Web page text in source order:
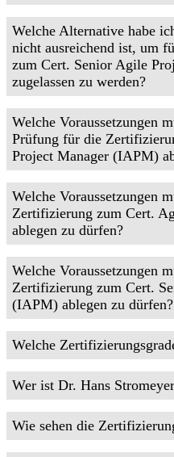
Welche Alternative habe
nicht ausreichend ist, um
zum Cert. Senior Agile
zugelassen zu werden?
Welche Voraussetzungen
Prüfung für die
Project Manager (IAPM)
Welche Voraussetzungen
Zertifizierung zum Cert.
ablegen zu dürfen?
Welche Voraussetzungen
Zertifizierung zum Cert.
(IAPM) ablegen zu dürfen?
Welche
Wer ist Dr. Hans
Wie sehen die